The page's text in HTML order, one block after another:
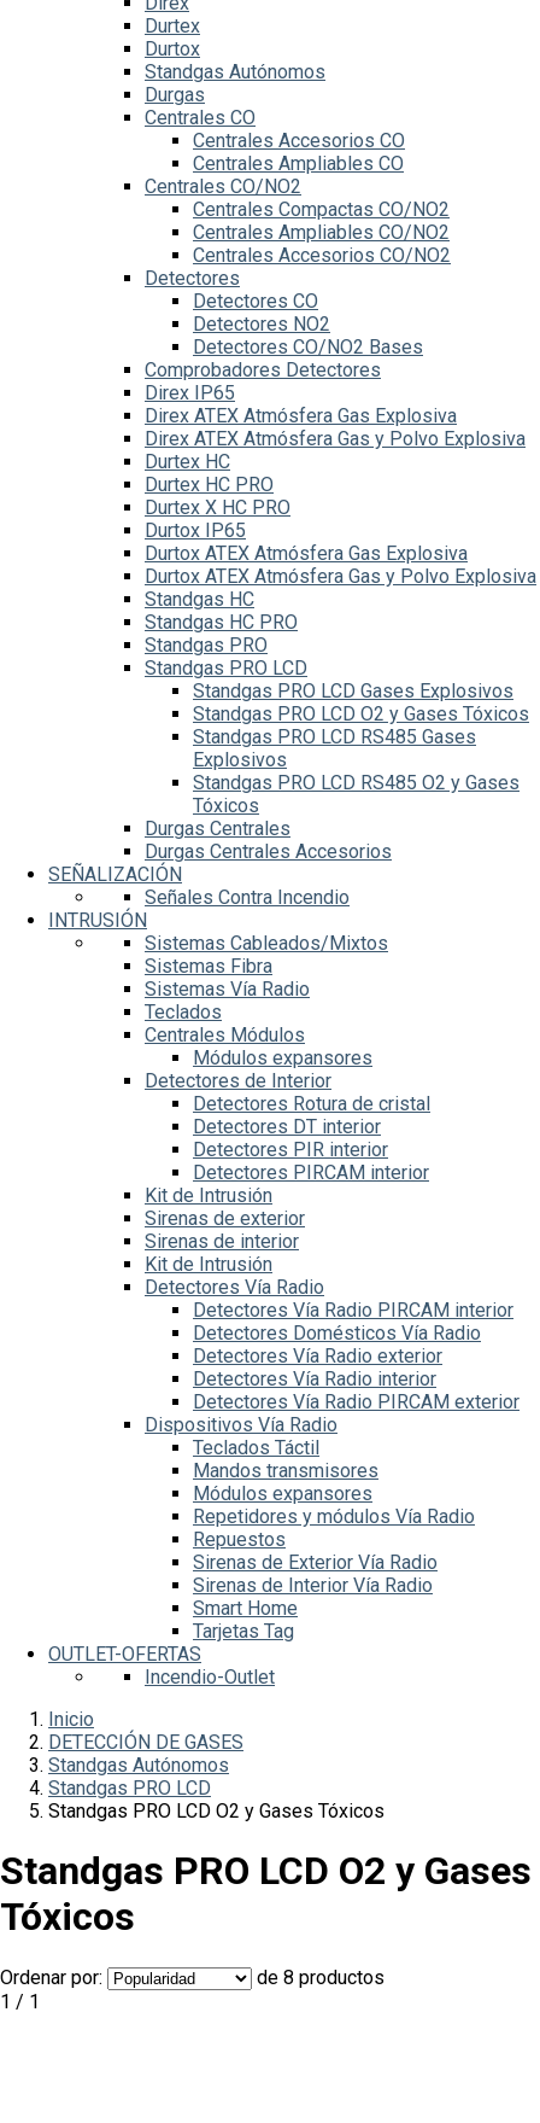
Durtex
Durtox
Standgas Autónomos
Durgas
Centrales CO
Centrales Accesorios CO
Centrales Ampliables CO
Centrales CO/NO2
Centrales Compactas CO/NO2
Centrales Ampliables CO/NO2
Centrales Accesorios CO/NO2
Detectores
Detectores CO
Detectores NO2
Detectores CO/NO2 Bases
Comprobadores Detectores
Direx IP65
Direx ATEX Atmósfera Gas Explosiva
Direx ATEX Atmósfera Gas y Polvo Explosiva
Durtex HC
Durtex HC PRO
Durtex X HC PRO
Durtox IP65
Durtox ATEX Atmósfera Gas Explosiva
Durtox ATEX Atmósfera Gas y Polvo Explosiva
Standgas HC
Standgas HC PRO
Standgas PRO
Standgas PRO LCD
Standgas PRO LCD Gases Explosivos
Standgas PRO LCD O2 y Gases Tóxicos
Standgas PRO LCD RS485 Gases
Explosivos
Standgas PRO LCD RS485 O2 y Gases
Tóxicos
Durgas Centrales
Durgas Centrales Accesorios
SEÑALIZACIÓN
Señales Contra Incendio
INTRUSIÓN
Sistemas Cableados/Mixtos
Sistemas Fibra
Sistemas Vía Radio
Teclados
Centrales Módulos
Módulos expansores
Detectores de Interior
Detectores Rotura de cristal
Detectores DT interior
Detectores PIR interior
Detectores PIRCAM interior
Kit de Intrusión
Sirenas de exterior
Sirenas de interior
Kit de Intrusión
Detectores Vía Radio
Detectores Vía Radio PIRCAM interior
Detectores Domésticos Vía Radio
Detectores Vía Radio exterior
Detectores Vía Radio interior
Detectores Vía Radio PIRCAM exterior
Dispositivos Vía Radio
Teclados Táctil
Mandos transmisores
Módulos expansores
Repetidores y módulos Vía Radio
Repuestos
Sirenas de Exterior Vía Radio
Sirenas de Interior Vía Radio
Smart Home
Tarjetas Tag
OUTLET-OFERTAS
Incendio-Outlet
Inicio
DETECCIÓN DE GASES
Standgas Autónomos
Standgas PRO LCD
Standgas PRO LCD O2 y Gases Tóxicos
Standgas PRO LCD O2 y Gases
Tóxicos
Ordenar por:
de 8 productos
1 / 1